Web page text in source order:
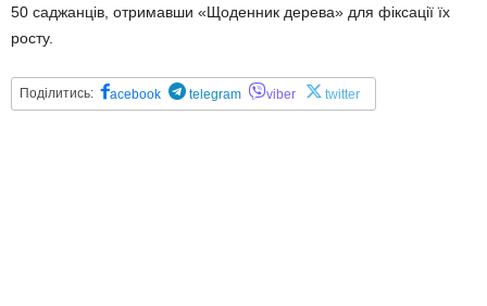
50 саджанців, отримавши «Щоденник дерева» для фіксації їх
росту.
Поділитись: acebook telegram viber twitter